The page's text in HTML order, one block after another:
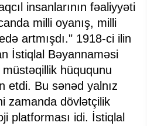
insanlarının fəaliyyəti
milli oyanış, milli
artmışdı." 1918-ci ilin
İstiqlal Bəyannaməsi
müstəqillik hüququnu
etdi. Bu sənəd yalnız
zamanda dövlətçilik
platforması idi. İstiqlal